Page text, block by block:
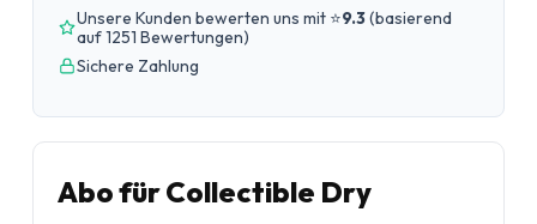
Unsere Kunden bewerten uns mit ⭐9.3(basierend
auf 1251 Bewertungen)
Sichere Zahlung
Abo für Collectible Dry